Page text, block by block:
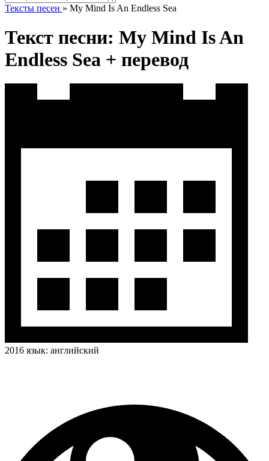
Тексты песен » My Mind Is An Endless Sea
Текст песни: My Mind Is An
Endless Sea + перевод
2016 язык: английский